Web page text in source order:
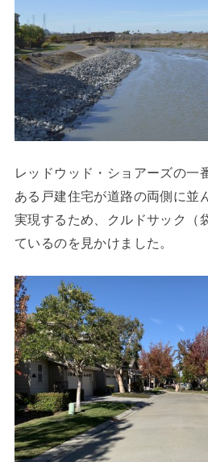
レッドウッド・ショアーズの一
ある戸建住宅が道路の両側に並
実現するため、クルドサック（
ているのを見かけました。